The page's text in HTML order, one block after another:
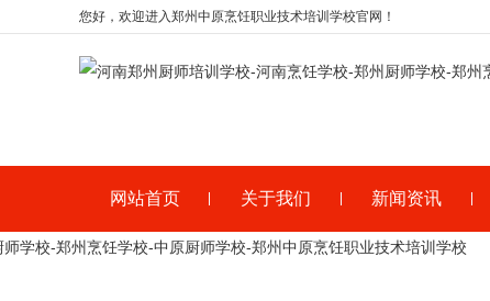
您好，欢迎进入郑州中原烹饪职业技术培训学校官网！
网站首页 关于我们 新闻资讯